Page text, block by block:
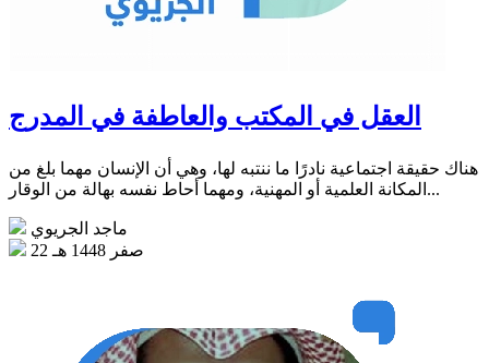
العقل في المكتب والعاطفة في المدرج
هناك حقيقة اجتماعية نادرًا ما ننتبه لها، وهي أن الإنسان مهما بلغ من
المكانة العلمية أو المهنية، ومهما أحاط نفسه بهالة من الوقار...
ماجد الجريوي
22 صفر 1448 هـ